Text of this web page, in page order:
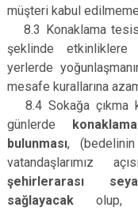
müşteri kabul
8.3 Konaklama
şeklinde
yerlerde
mesafe kurallarına
8.4 Sokağa çıkma
günlerde
bulunması,
vatandaşlarımız
şehirlerarası
sağlayacak olup,